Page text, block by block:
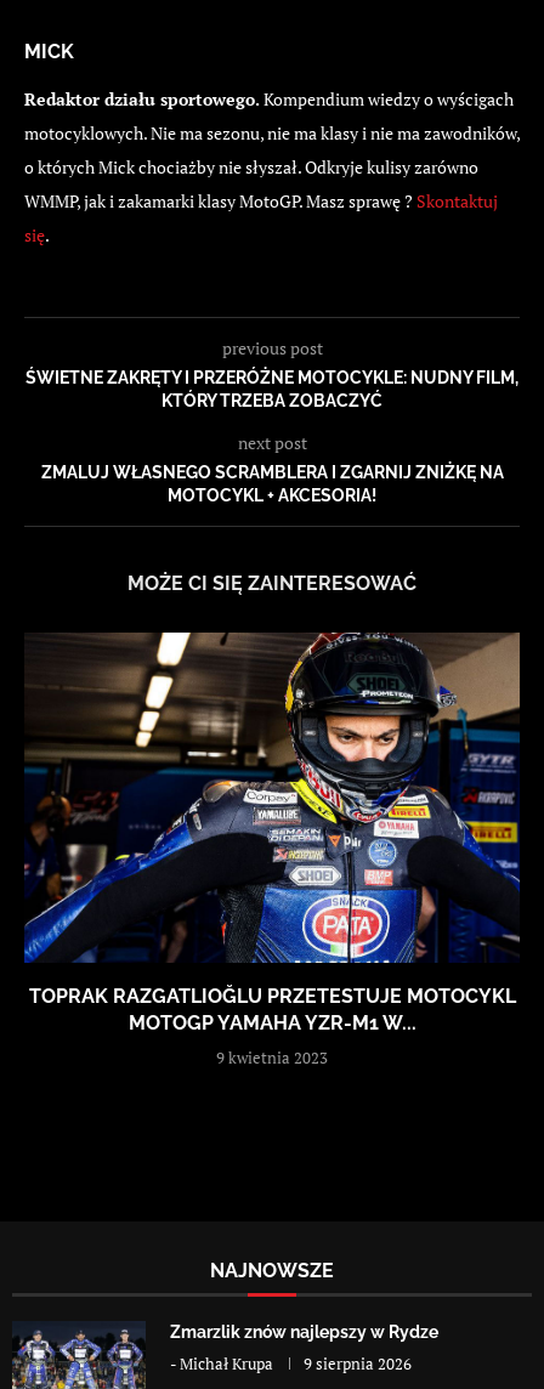
MICK
Redaktor działu sportowego.Kompendium wiedzy o wyścigach
motocyklowych. Nie ma sezonu, nie ma klasy i nie ma zawodników,
o których Mick chociażby nie słyszał. Odkryje kulisy zarówno
WMMP, jak i zakamarki klasy MotoGP. Masz sprawę ? Skontaktuj
się.
previous post
ŚWIETNE ZAKRĘTY I PRZERÓŻNE MOTOCYKLE: NUDNY FILM,
KTÓRY TRZEBA ZOBACZYĆ
next post
ZMALUJ WŁASNEGO SCRAMBLERA I ZGARNIJ ZNIŻKĘ NA
MOTOCYKL + AKCESORIA!
MOŻE CI SIĘ ZAINTERESOWAĆ
TOPRAK RAZGATLIOĞLU PRZETESTUJE MOTOCYKL
MOTOGP YAMAHA YZR-M1 W...
9 kwietnia 2023
NAJNOWSZE
Zmarzlik znów najlepszy w Rydze
-Michał Krupa 9 sierpnia 2026